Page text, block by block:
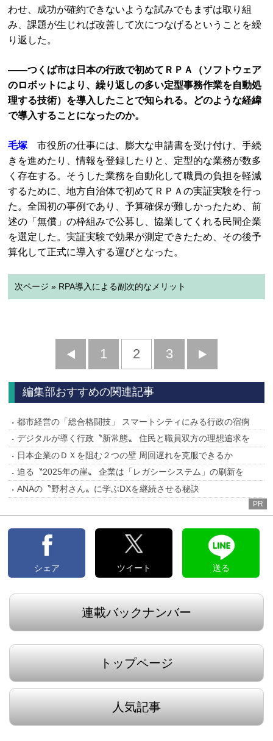
わせ、成功が確約できないような試みでもまずは取り組
み、課題が生じれば改善して次につなげるということを繰
り返した。
――つくば市は日本の行政で初めてＲＰＡ（ソフトウェア
のロボットにより、繰り返しの多い定型事務作業を自動処
理する技術）を導入したことで知られる。どのような経緯
で導入することになったのか。
毛塚市役所の仕事には、膨大な申請書を受け付け、手続
きを進めたり、情報を登録したりと、定型的な業務が数多
く存在する。そうした業務を自動化して職員の負担を軽減
するために、地方自治体で初めてＲＰＡの実証実験を行っ
た。全国初の事例であり、予算確保が難しかったため、前
述の「無償」の枠組みで公募し、協業してくれる民間企業
を選定した。実証実験で効果が測定できたため、その後予
算化して正式に導入する運びとなった。
次ページ » RPA導入による副次的なメリット
前
へ
1 2 3
へ
編集部おすすめの関連記事
都市経営の「総合格闘技」 スマートシティにみる行政の宿痾
デジタルが導く行政〝新常態〟 住民と職員双方の理想追求を
日本企業のＤＸを阻む２つの壁 周回遅れを克服できるか
迫る〝2025年の崖〟 企業は「レガシーシステム」の刷新を
ANAの〝野村さん〟に学ぶDXを継続させる秘訣
PR
シェア ツイート 送る
連載バックナンバー
トップページ
人気記事